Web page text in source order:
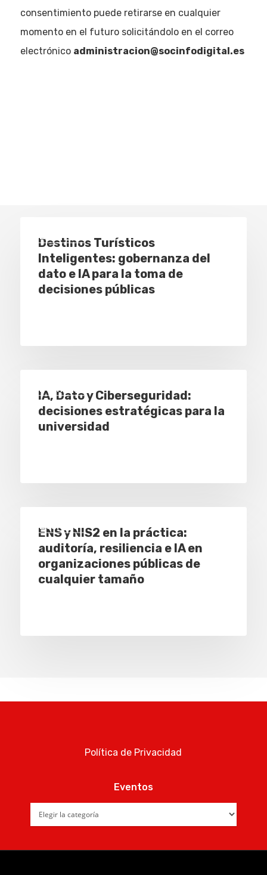
consentimiento puede retirarse en cualquier
momento en el futuro solicitándolo en el correo
electrónico administracion@socinfodigital.es
Eventos
Destinos Turísticos
Inteligentes: gobernanza del
dato e IA para la toma de
decisiones públicas
Eventos
IA, Dato y Ciberseguridad:
decisiones estratégicas para la
universidad
Eventos
ENS y NIS2 en la práctica:
auditoría, resiliencia e IA en
organizaciones públicas de
cualquier tamaño
Política de Privacidad
Eventos